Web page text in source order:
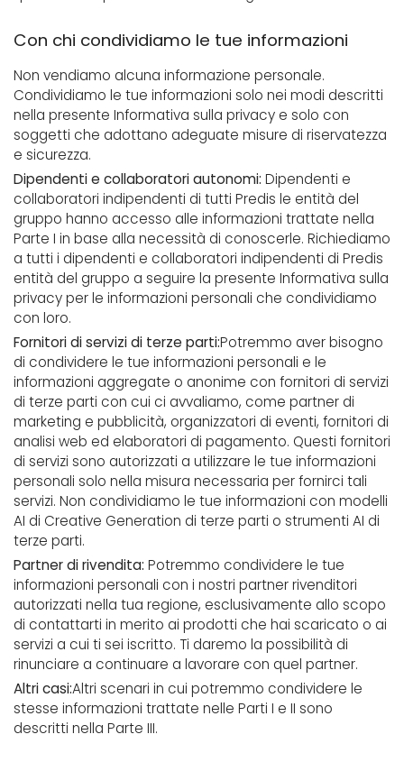
Con chi condividiamo le tue informazioni
Non vendiamo alcuna informazione personale.
Condividiamo le tue informazioni solo nei modi descritti
nella presente Informativa sulla privacy e solo con
soggetti che adottano adeguate misure di riservatezza
e sicurezza.
Dipendenti e collaboratori autonomi: Dipendenti e
collaboratori indipendenti di tutti Predis le entità del
gruppo hanno accesso alle informazioni trattate nella
Parte I in base alla necessità di conoscerle. Richiediamo
a tutti i dipendenti e collaboratori indipendenti di Predis
entità del gruppo a seguire la presente Informativa sulla
privacy per le informazioni personali che condividiamo
con loro.
Fornitori di servizi di terze parti:Potremmo aver bisogno
di condividere le tue informazioni personali e le
informazioni aggregate o anonime con fornitori di servizi
di terze parti con cui ci avvaliamo, come partner di
marketing e pubblicità, organizzatori di eventi, fornitori di
analisi web ed elaboratori di pagamento. Questi fornitori
di servizi sono autorizzati a utilizzare le tue informazioni
personali solo nella misura necessaria per fornirci tali
servizi. Non condividiamo le tue informazioni con modelli
AI di Creative Generation di terze parti o strumenti AI di
terze parti.
Partner di rivendita: Potremmo condividere le tue
informazioni personali con i nostri partner rivenditori
autorizzati nella tua regione, esclusivamente allo scopo
di contattarti in merito ai prodotti che hai scaricato o ai
servizi a cui ti sei iscritto. Ti daremo la possibilità di
rinunciare a continuare a lavorare con quel partner.
Altri casi:Altri scenari in cui potremmo condividere le
stesse informazioni trattate nelle Parti I e II sono
descritti nella Parte III.